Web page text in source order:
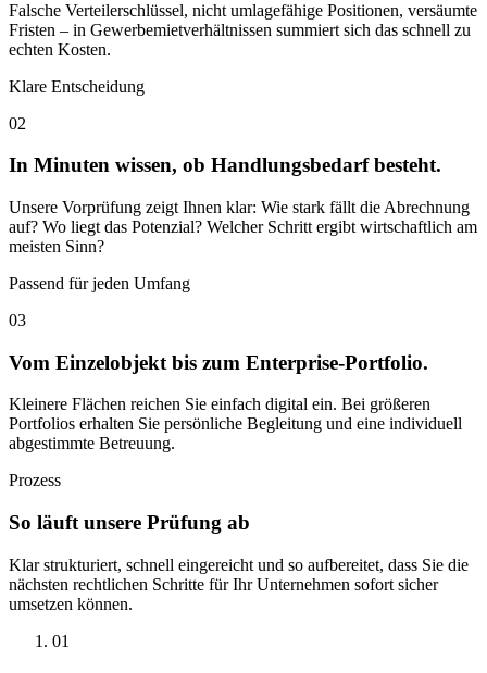
Falsche Verteilerschlüssel, nicht umlagefähige Positionen, versäumte
Fristen – in Gewerbemietverhältnissen summiert sich das schnell zu
echten Kosten.
Klare Entscheidung
02
In Minuten wissen, ob Handlungsbedarf besteht.
Unsere Vorprüfung zeigt Ihnen klar: Wie stark fällt die Abrechnung
auf? Wo liegt das Potenzial? Welcher Schritt ergibt wirtschaftlich am
meisten Sinn?
Passend für jeden Umfang
03
Vom Einzelobjekt bis zum Enterprise-Portfolio.
Kleinere Flächen reichen Sie einfach digital ein. Bei größeren
Portfolios erhalten Sie persönliche Begleitung und eine individuell
abgestimmte Betreuung.
Prozess
So läuft unsere Prüfung ab
Klar strukturiert, schnell eingereicht und so aufbereitet, dass Sie die
nächsten rechtlichen Schritte für Ihr Unternehmen sofort sicher
umsetzen können.
01